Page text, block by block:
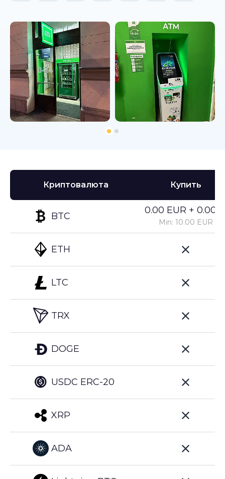
Криптовалюта
BTC
ETH
LTC
TRX
DOGE
USDC ERC-20
XRP
ADA
Купить
0.00 EUR +
Min: 10.00 EUR